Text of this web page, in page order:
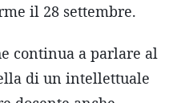
il 28 settembre.
continua a parlare al
di un intellettuale